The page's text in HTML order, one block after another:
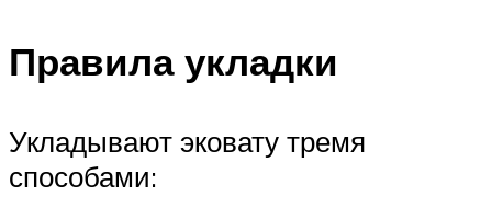
Правила укладки
Укладывают эковату тремя
способами: